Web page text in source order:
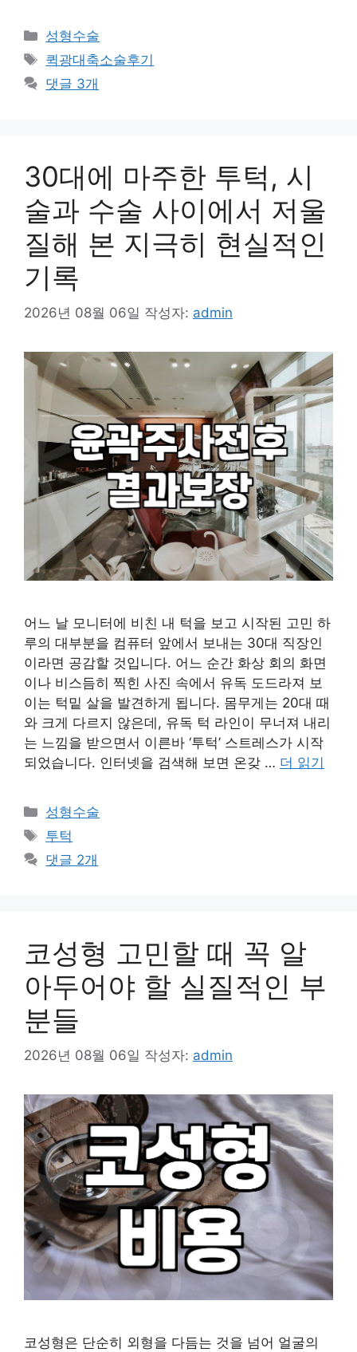
카
테
리
성형수술
태
그
퀵광대축소술후기
댓글 3개
30대에 마주한 투턱, 시
술과 수술 사이에서 저울
질해 본 지극히 현실적인
기록
2026년 08월 06일 작성자: admin
어느 날 모니터에 비친 내 턱을 보고 시작된 고민 하
루의 대부분을 컴퓨터 앞에서 보내는 30대 직장인
이라면 공감할 것입니다. 어느 순간 화상 회의 화면
이나 비스듬히 찍힌 사진 속에서 유독 도드라져 보
이는 턱밑 살을 발견하게 됩니다. 몸무게는 20대 때
와 크게 다르지 않은데, 유독 턱 라인이 무너져 내리
는 느낌을 받으면서 이른바 ‘투턱’ 스트레스가 시작
되었습니다. 인터넷을 검색해 보면 온갖 … 더 읽기
카
테
리
성형수술
태
그
투턱
댓글 2개
코성형 고민할 때 꼭 알
아두어야 할 실질적인 부
분들
2026년 08월 06일 작성자: admin
코성형은 단순히 외형을 다듬는 것을 넘어 얼굴의